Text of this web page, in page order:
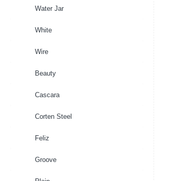
Water Jar
White
Wire
Beauty
Cascara
Corten Steel
Feliz
Groove